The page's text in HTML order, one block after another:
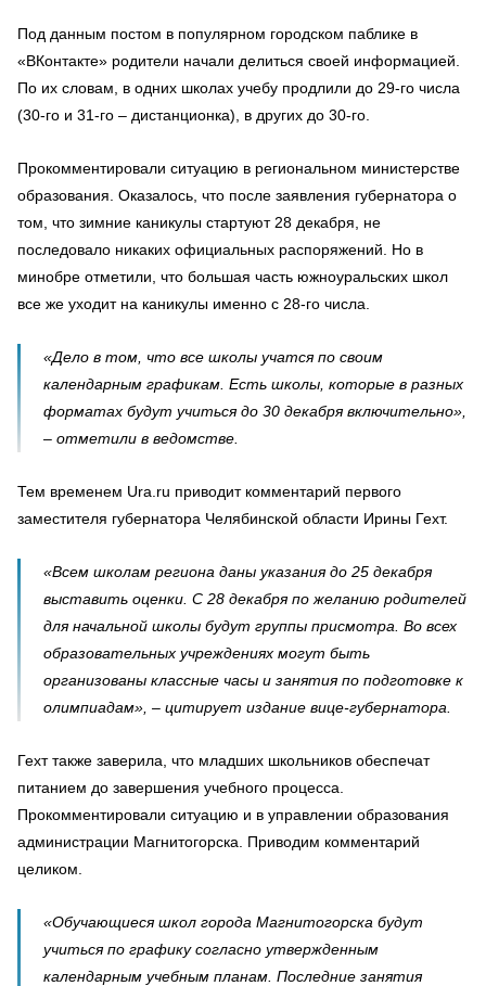
Под данным постом в популярном городском паблике в
«ВКонтакте» родители начали делиться своей информацией.
По их словам, в одних школах учебу продлили до 29-го числа
(30-го и 31-го – дистанционка), в других до 30-го.
Прокомментировали ситуацию в региональном министерстве
образования. Оказалось, что после заявления губернатора о
том, что зимние каникулы стартуют 28 декабря, не
последовало никаких официальных распоряжений. Но в
минобре отметили, что большая часть южноуральских школ
все же уходит на каникулы именно с 28-го числа.
«Дело в том, что все школы учатся по своим
календарным графикам. Есть школы, которые в разных
форматах будут учиться до 30 декабря включительно»,
– отметили в ведомстве.
Тем временем Ura.ru приводит комментарий первого
заместителя губернатора Челябинской области Ирины Гехт.
«Всем школам региона даны указания до 25 декабря
выставить оценки. С 28 декабря по желанию родителей
для начальной школы будут группы присмотра. Во всех
образовательных учреждениях могут быть
организованы классные часы и занятия по подготовке к
олимпиадам», – цитирует издание вице-губернатора.
Гехт также заверила, что младших школьников обеспечат
питанием до завершения учебного процесса.
Прокомментировали ситуацию и в управлении образования
администрации Магнитогорска. Приводим комментарий
целиком.
«Обучающиеся школ города Магнитогорска будут
учиться по графику согласно утвержденным
календарным учебным планам. Последние занятия